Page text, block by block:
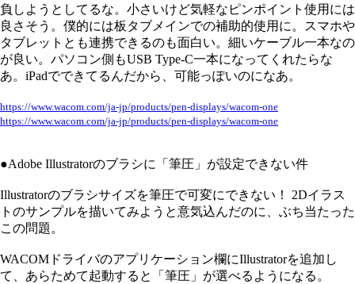
負しようとしてるな。小さいけど気軽なピンポイント使用には
良さそう。僕的には板タブメインでの補助的使用に。スマホや
タブレットとも連携できるのも面白い。細いケーブル一本なの
が良い。パソコン側もUSB Type-C一本になってくれたらな
あ。iPadでできてるんだから、可能っぽいのになあ。
https://www.wacom.com/ja-jp/products/pen-displays/wacom-one
https://www.wacom.com/ja-jp/products/pen-displays/wacom-one
●Adobe Illustratorのブラシに「筆圧」が設定できない件
Illustratorのブラシサイズを筆圧で可変にできない！ 2Dイラス
トのサンプルを描いてみようと意気込んだのに、ぶち当たった
この問題。
WACOMドライバのアプリケーション欄にIllustratorを追加し
て、あらためて起動すると「筆圧」が選べるようになる。